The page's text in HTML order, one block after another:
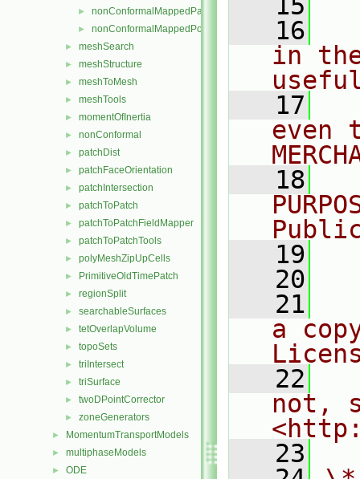
► nonConformalMappedPatchBase
► nonConformalMappedPolyPatch
► meshSearch
► meshStructure
► meshToMesh
► meshTools
► momentOfInertia
► nonConformal
► patchDist
► patchFaceOrientation
► patchIntersection
► patchToPatch
► patchToPatchFieldMapper
► patchToPatchTools
► polyMeshZipUpCells
► PrimitiveOldTimePatch
► regionSplit
► searchableSurfaces
► tetOverlapVolume
► topoSets
► triIntersect
► triSurface
► twoDPointCorrector
► zoneGenerators
► MomentumTransportModels
► multiphaseModels
► ODE
   16
in
   17
even
   18
   19
   20
   21
a
   22
not,
   23